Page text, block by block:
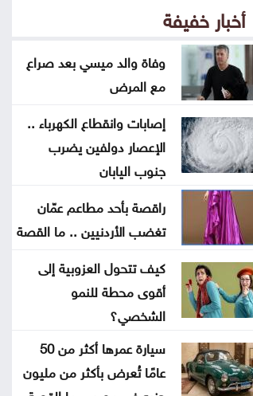
متعافٍ من الكريستال يحذر: الإدمان
يدمر الإنسان والمجتمع
مجلس الأمن يعقد جلسة بشأن
الضفة الغربية الثلاثاء
الترخيص المتنقل المسائي للمركبات
في برقش الأحد
الحكومة تعلن بدء أعمال تصميم
تلفريك عمّان
الأردن يدين الهجوم الإيراني على ناقلة
إماراتية في هرمز
حماس تؤكد استعدادها لتنفيذ اتفاق
أخبار خفيفة
وفاة والد ميسي بعد صراع
مع المرض
إصابات وانقطاع الكهرباء ..
الإعصار دولفين يضرب
جنوب اليابان
راقصة بأحد مطاعم عمّان
تغضب الأردنيين .. ما القصة
كيف تتحول العزوبية إلى
أقوى محطة للنمو
الشخصي؟
سيارة عمرها أكثر من 50
عامًا تُعرض بأكثر من مليون